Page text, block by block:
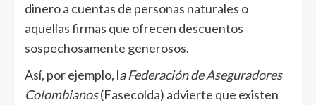
dinero a cuentas de personas naturales o
aquellas firmas que ofrecen descuentos
sospechosamente generosos.
Así, por ejemplo, la Federación de Aseguradores
Colombianos(Fasecolda) advierte que existen